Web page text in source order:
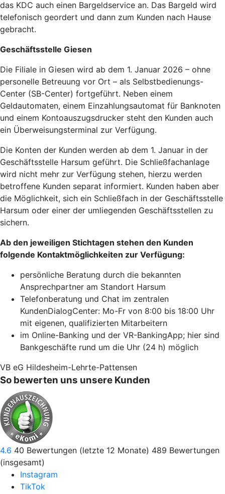
das KDC auch einen Bargeldservice an. Das Bargeld wird
telefonisch geordert und dann zum Kunden nach Hause
gebracht.
Geschäftsstelle Giesen
Die Filiale in Giesen wird ab dem 1. Januar 2026 – ohne
personelle Betreuung vor Ort – als Selbstbedienungs-
Center (SB-Center) fortgeführt. Neben einem
Geldautomaten, einem Einzahlungsautomat für Banknoten
und einem Kontoauszugsdrucker steht den Kunden auch
ein Überweisungsterminal zur Verfügung.
Die Konten der Kunden werden ab dem 1. Januar in der
Geschäftsstelle Harsum geführt. Die Schließfachanlage
wird nicht mehr zur Verfügung stehen, hierzu werden
betroffene Kunden separat informiert. Kunden haben aber
die Möglichkeit, sich ein Schließfach in der Geschäftsstelle
Harsum oder einer der umliegenden Geschäftsstellen zu
sichern.
Ab den jeweiligen Stichtagen stehen den Kunden
folgende Kontaktmöglichkeiten zur Verfügung:
persönliche Beratung durch die bekannten
Ansprechpartner am Standort Harsum
Telefonberatung und Chat im zentralen
KundenDialogCenter: Mo-Fr von 8:00 bis 18:00 Uhr
mit eigenen, qualifizierten Mitarbeitern
im Online-Banking und der VR-BankingApp; hier sind
Bankgeschäfte rund um die Uhr (24 h) möglich
VB eG Hildesheim-Lehrte-Pattensen
So bewerten uns unsere Kunden
4.6 40 Bewertungen (letzte 12 Monate) 489 Bewertungen
(insgesamt)
Instagram
TikTok